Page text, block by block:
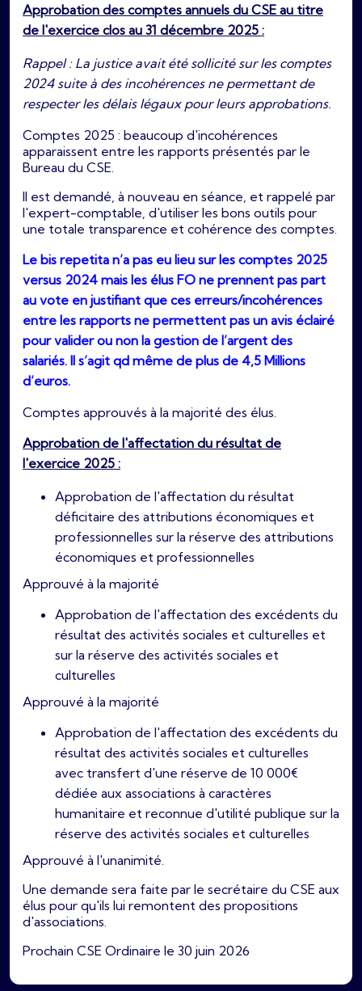
Approbation des comptes annuels du CSE au titre
de l'exercice clos au 31 décembre 2025 :
Rappel : La justice avait été sollicité sur les comptes
2024 suite à des incohérences ne permettant de
respecter les délais légaux pour leurs approbations.
Comptes 2025 : beaucoup d'incohérences
apparaissent entre les rapports présentés par le
Bureau du CSE.
Il est demandé, à nouveau en séance, et rappelé par
l'expert-comptable, d'utiliser les bons outils pour
une totale transparence et cohérence des comptes.
Le bis repetita n’a pas eu lieu sur les comptes 2025
versus 2024 mais les élus FO ne prennent pas part
au vote en justifiant que ces erreurs/incohérences
entre les rapports ne permettent pas un avis éclairé
pour valider ou non la gestion de l’argent des
salariés. Il s’agit qd même de plus de 4,5 Millions
d’euros.
Comptes approuvés à la majorité des élus.
Approbation de l'affectation du résultat de
l'exercice 2025 :
Approbation de l'affectation du résultat
déficitaire des attributions économiques et
professionnelles sur la réserve des attributions
économiques et professionnelles
Approuvé à la majorité
Approbation de l'affectation des excédents du
résultat des activités sociales et culturelles et
sur la réserve des activités sociales et
culturelles
Approuvé à la majorité
Approbation de l'affectation des excédents du
résultat des activités sociales et culturelles
avec transfert d'une réserve de 10 000€
dédiée aux associations à caractères
humanitaire et reconnue d'utilité publique sur la
réserve des activités sociales et culturelles
Approuvé à l'unanimité.
Une demande sera faite par le secrétaire du CSE aux
élus pour qu'ils lui remontent des propositions
d'associations.
Prochain CSE Ordinaire le 30 juin 2026